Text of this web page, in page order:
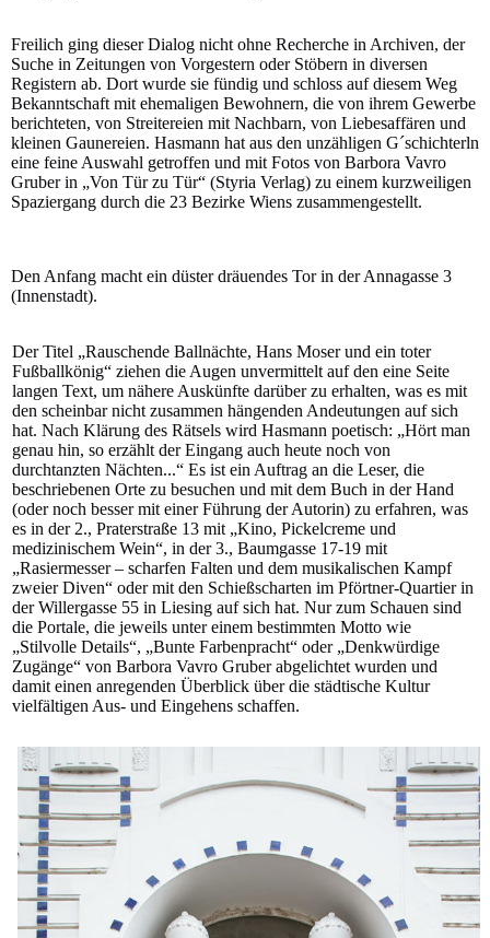
Freilich ging dieser Dialog nicht ohne Recherche in Archiven, der
Suche in Zeitungen von Vorgestern oder Stöbern in diversen
Registern ab. Dort wurde sie fündig und schloss auf diesem Weg
Bekanntschaft mit ehemaligen Bewohnern, die von ihrem Gewerbe
berichteten, von Streitereien mit Nachbarn, von Liebesaffären und
kleinen Gaunereien. Hasmann hat aus den unzähligen G´schichterln
eine feine Auswahl getroffen und mit Fotos von Barbora Vavro
Gruber in „Von Tür zu Tür“ (Styria Verlag) zu einem kurzweiligen
Spaziergang durch die 23 Bezirke Wiens zusammengestellt.
Den Anfang macht ein düster dräuendes Tor in der Annagasse 3
(Innenstadt).
Der Titel „Rauschende Ballnächte, Hans Moser und ein toter
Fußballkönig“ ziehen die Augen unvermittelt auf den eine Seite
langen Text, um nähere Auskünfte darüber zu erhalten, was es mit
den scheinbar nicht zusammen hängenden Andeutungen auf sich
hat. Nach Klärung des Rätsels wird Hasmann poetisch: „Hört man
genau hin, so erzählt der Eingang auch heute noch von
durchtanzten Nächten...“ Es ist ein Auftrag an die Leser, die
beschriebenen Orte zu besuchen und mit dem Buch in der Hand
(oder noch besser mit einer Führung der Autorin) zu erfahren, was
es in der 2., Praterstraße 13 mit „Kino, Pickelcreme und
medizinischem Wein“, in der 3., Baumgasse 17-19 mit
„Rasiermesser – scharfen Falten und dem musikalischen Kampf
zweier Diven“ oder mit den Schießscharten im Pförtner-Quartier in
der Willergasse 55 in Liesing auf sich hat. Nur zum Schauen sind
die Portale, die jeweils unter einem bestimmten Motto wie
„Stilvolle Details“, „Bunte Farbenpracht“ oder „Denkwürdige
Zugänge“ von Barbora Vavro Gruber abgelichtet wurden und
damit einen anregenden Überblick über die städtische Kultur
vielfältigen Aus- und Eingehens schaffen.